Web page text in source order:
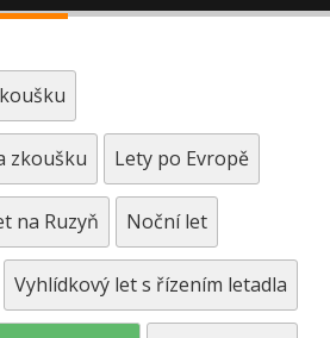
zkoušku Lety po Evropě
na Ruzyň Noční let
Vyhlídkový let s řízením letadla